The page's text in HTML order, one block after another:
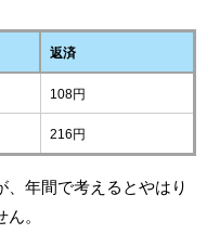
返済
108円
216円
、年間で考えるとやはり
。